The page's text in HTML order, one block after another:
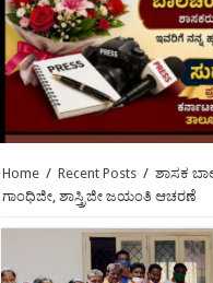
Home / Recent Posts / ಶಾಸಕ
ಗಾಂಧಿಜೀ, ಶಾಸ್ತ್ರಿಜೀ ಜಯಂತಿ ಆಚರಣೆ